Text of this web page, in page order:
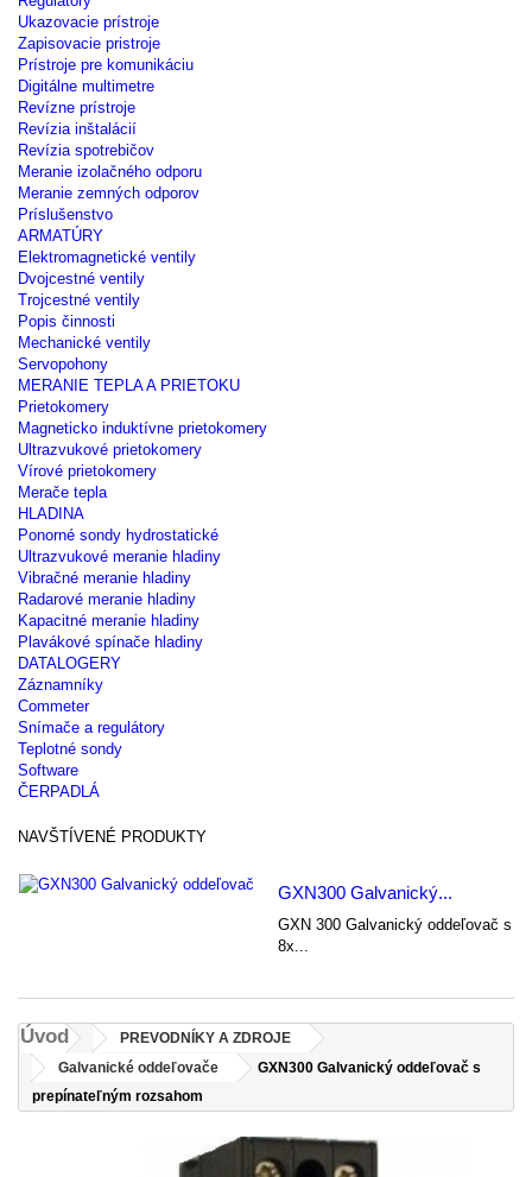
Ukazovacie prístroje
Zapisovacie pristroje
Prístroje pre komunikáciu
Digitálne multimetre
Revízne prístroje
Revízia inštalácií
Revízia spotrebičov
Meranie izolačného odporu
Meranie zemných odporov
Príslušenstvo
ARMATÚRY
Elektromagnetické ventily
Dvojcestné ventily
Trojcestné ventily
Popis činnosti
Mechanické ventily
Servopohony
MERANIE TEPLA A PRIETOKU
Prietokomery
Magneticko induktívne prietokomery
Ultrazvukové prietokomery
Vírové prietokomery
Merače tepla
HLADINA
Ponorné sondy hydrostatické
Ultrazvukové meranie hladiny
Vibračné meranie hladiny
Radarové meranie hladiny
Kapacitné meranie hladiny
Plavákové spínače hladiny
DATALOGERY
Záznamníky
Commeter
Snímače a regulátory
Teplotné sondy
Software
ČERPADLÁ
NAVŠTÍVENÉ PRODUKTY
GXN300 Galvanický...
GXN 300 Galvanický oddeľovač s
8x...
Úvod
PREVODNÍKY A ZDROJE
Galvanické oddeľovače
GXN300 Galvanický oddeľovač s
prepínateľným rozsahom